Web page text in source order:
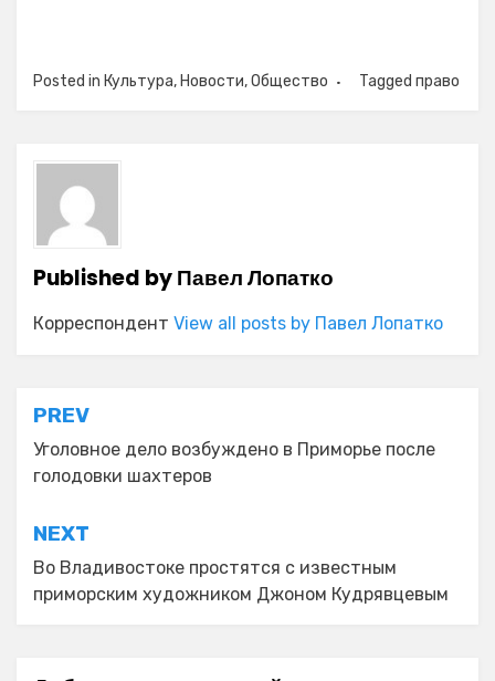
Posted in Культура, Новости,Общество Tagged право
Published byПавел Лопатко
Корреспондент View all posts by Павел Лопатко
Навигация
по
записям
PREV
Уголовное дело возбуждено в Приморье после
голодовки шахтеров
NEXT
Во Владивостоке простятся с известным
приморским художником Джоном Кудрявцевым